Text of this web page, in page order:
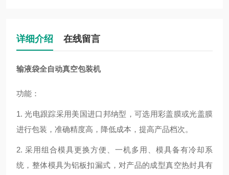
详细介绍 在线留言
输液袋全自动真空包装机
功能：
1.光电跟踪采用美国进口邦纳型，可选用彩盖膜或光盖膜
进行包装，准确精度高，降低成本，提高产品档次。
2. 采用组合模具更换方便、一机多用、模具备有冷却系
统，整体模具为铝板扣漏式，对产品的成型真空热封具有